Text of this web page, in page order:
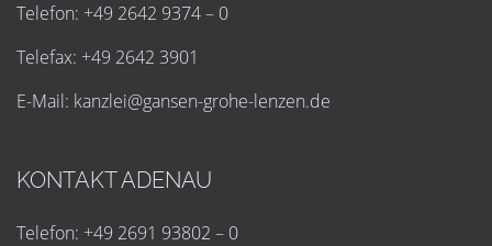
Telefon: +49 2642 9374 – 0
Telefax: +49 2642 3901
E-Mail: kanzlei@gansen-grohe-lenzen.de
KONTAKT ADENAU
Telefon: +49 2691 93802 – 0